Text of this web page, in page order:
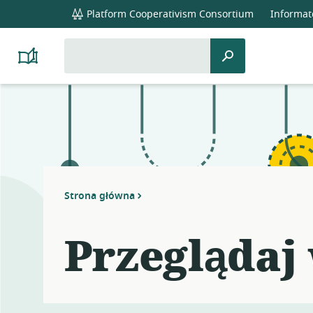
navigation
Platform Cooperativism Consortium
Platform
Cooperativism
Resource
Szukaj
Strona główna
Przeglądaj